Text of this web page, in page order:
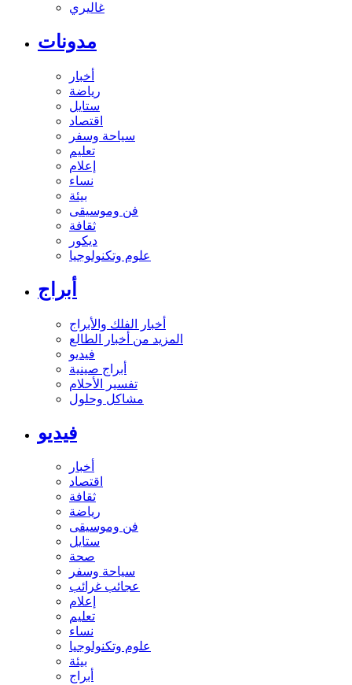
غاليري
مدونات
أخبار
رياضة
ستايل
اقتصاد
سياحة وسفر
تعليم
إعلام
نساء
بيئة
فن وموسيقى
ثقافة
ديكور
علوم وتكنولوجيا
أبراج
أخبار الفلك والأبراج
المزيد من أخبار الطالع
فيديو
أبراج صينية
تفسير الأحلام
مشاكل وحلول
فيديو
أخبار
اقتصاد
ثقافة
رياضة
فن وموسيقى
ستايل
صحة
سياحة وسفر
عجائب غرائب
إعلام
تعليم
نساء
علوم وتكنولوجيا
بيئة
أبراج